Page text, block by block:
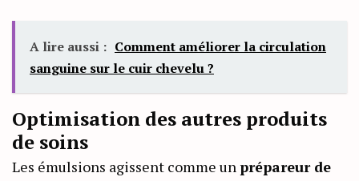
A lire aussi : Comment améliorer la circulation
sanguine sur le cuir chevelu ?
Optimisation des autres produits
de soins
Les émulsions agissent comme unprépareur de